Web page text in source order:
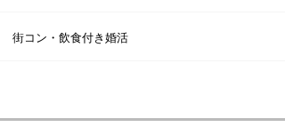
街コン・飲食付き婚活